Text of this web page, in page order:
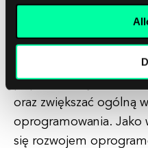
który nie powinien być
Przeprowadzając
deweloperzy mogą
błędy na wczesnym
poprawiać czytelność i
oraz zwiększać ogólną
oprogramowania. Jako
się rozwojem